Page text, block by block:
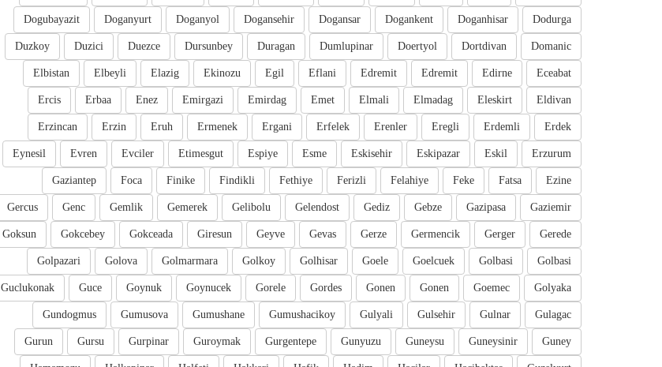
Dodurga
Doganhisar
Dogankent
Dogansar
Dogansehir
Doganyol
Doganyurt
Dogubayazit
Domanic
Dortdivan
Doertyol
Dumlupinar
Duragan
Dursunbey
Duezce
Duzici
Duzkoy
Eceabat
Edirne
Edremit
Edremit
Eflani
Egil
Ekinozu
Elazig
Elbeyli
Elbistan
Eldivan
Eleskirt
Elmadag
Elmali
Emet
Emirdag
Emirgazi
Enez
Erbaa
Ercis
Erdek
Erdemli
Eregli
Erenler
Erfelek
Ergani
Ermenek
Eruh
Erzin
Erzincan
Erzurum
Eskil
Eskipazar
Eskisehir
Esme
Espiye
Etimesgut
Evciler
Evren
Eynesil
Ezine
Fatsa
Feke
Felahiye
Ferizli
Fethiye
Findikli
Finike
Foca
Gaziantep
Gaziemir
Gazipasa
Gebze
Gediz
Gelendost
Gelibolu
Gemerek
Gemlik
Genc
Gercus
Gerede
Gerger
Germencik
Gerze
Gevas
Geyve
Giresun
Gokceada
Gokcebey
Goksun
Golbasi
Golbasi
Goelcuek
Goele
Golhisar
Golkoy
Golmarmara
Golova
Golpazari
Golyaka
Goemec
Gonen
Gonen
Gordes
Gorele
Goynucek
Goynuk
Guce
Guclukonak
Gulagac
Gulnar
Gulsehir
Gulyali
Gumushacikoy
Gumushane
Gumusova
Gundogmus
Guney
Guneysinir
Guneysu
Gunyuzu
Gurgentepe
Guroymak
Gurpinar
Gursu
Gurun